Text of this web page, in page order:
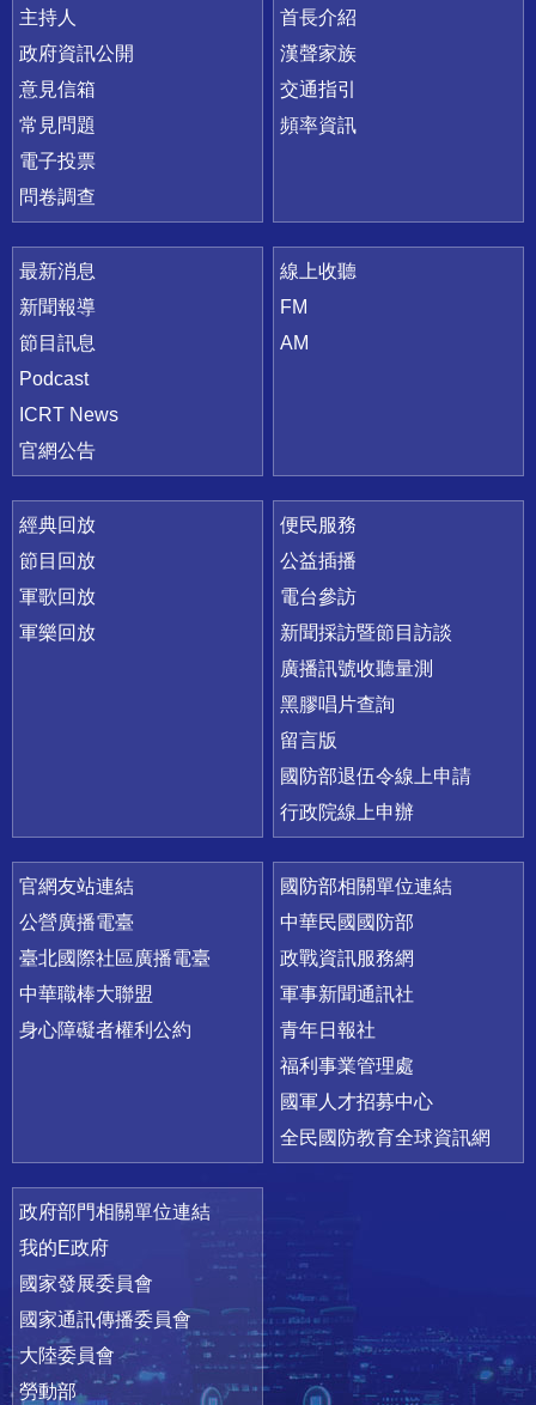
主持人
政府資訊公開
意見信箱
常見問題
電子投票
問卷調查
首長介紹
漢聲家族
交通指引
頻率資訊
最新消息
新聞報導
節目訊息
Podcast
ICRT News
官網公告
線上收聽
FM
AM
經典回放
節目回放
軍歌回放
軍樂回放
便民服務
公益插播
電台參訪
新聞採訪暨節目訪談
廣播訊號收聽量測
黑膠唱片查詢
留言版
國防部退伍令線上申請
行政院線上申辦
官網友站連結
公營廣播電臺
臺北國際社區廣播電臺
中華職棒大聯盟
身心障礙者權利公約
國防部相關單位連結
中華民國國防部
政戰資訊服務網
軍事新聞通訊社
青年日報社
福利事業管理處
國軍人才招募中心
全民國防教育全球資訊網
政府部門相關單位連結
我的E政府
國家發展委員會
國家通訊傳播委員會
大陸委員會
勞動部